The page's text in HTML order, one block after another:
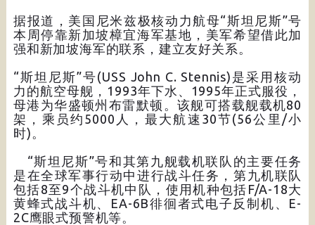
据报道，美国尼米兹极核动力航母“斯坦尼斯”号
本周停靠新加坡樟宜海军基地，美军希望借此加
强和新加坡海军的联系，建立友好关系。
“斯坦尼斯”号(USS John C. Stennis)是采用核动
力的航空母舰，1993年下水、1995年正式服役，
母港为华盛顿州布雷默顿。该舰可搭载舰载机80
架，乘员约5000人，最大航速30节(56公里/小
时)。
“斯坦尼斯”号和其第九舰载机联队的主要任务
是在全球军事行动中进行战斗任务，第九机联队
包括8至9个战斗机中队，使用机种包括F/A-18大
黄蜂式战斗机、EA-6B徘徊者式电子反制机、E-
2C鹰眼式预警机等。